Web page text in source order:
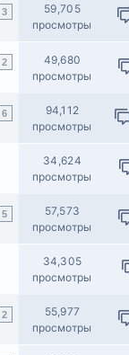
3
59,705
просмотры
2
49,680
просмотры
6
94,112
просмотры
34,624
просмотры
5
57,573
просмотры
34,305
просмотры
2
55,977
просмотры